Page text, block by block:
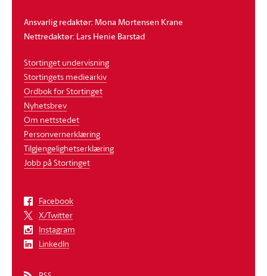
Ansvarlig redaktør: Mona Mortensen Krane
Nettredaktør: Lars Henie Barstad
Stortinget undervisning
Stortingets mediearkiv
Ordbok for Stortinget
Nyhetsbrev
Om nettstedet
Personvernerklæring
Tilgjengelighetserklæring
Jobb på Stortinget
Facebook
X/Twitter
Instagram
LinkedIn